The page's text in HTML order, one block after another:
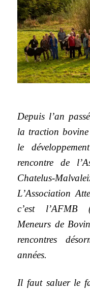
Depuis l’an
la traction
le
rencontre de
Chatelus-
L’Association
c’est l’AFMB
Meneurs de
rencontres
années.
Il faut saluer le